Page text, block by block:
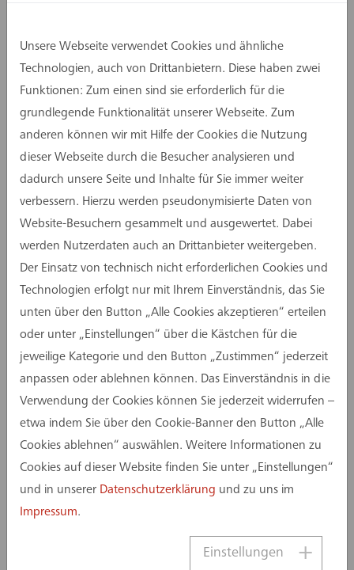
Flächen eine für die City-Süd und die Stadt
erfahren. Gewünscht ist eine hochwertige
Elementen, die einen einladenden Charakter
Von den 22 Teilnehmern am
Wettbewerbsverfahren haben 20 ihre
Wettbewerbsbeiträge fristgerecht eingereicht.
Kürzlich haben Vertreter der beteiligten
Architektur- und Landschaftsarchitekturbüros
ihre Konzepte im Ratssaal der Stadt Euskirchen
den Medien vorgestellt.
Mit dem ersten Preis zeichnete die Jury das
Stuttgarter Architekturbüro Riehle Koeth und die
Freianlagenplaner Levin Monsigny
Landschaftsarchitekten (Berlin) aus. Dahinter
platzierte das Preisgericht die
Arbeitsgemeinschaften Scope Architekten
(Stuttgart)/Hofmann-Röttgen
Landschaftsarchitekten (Limburgerhof) sowie
Unsere Webseite verwendet Cookies und ähnliche
Technologien, auch von Drittanbietern. Diese haben zwei
Funktionen: Zum einen sind sie erforderlich für die
grundlegende Funktionalität unserer Webseite. Zum
anderen können wir mit Hilfe der Cookies die Nutzung
dieser Webseite durch die Besucher analysieren und
dadurch unsere Seite und Inhalte für Sie immer weiter
verbessern. Hierzu werden pseudonymisierte Daten von
Website-Besuchern gesammelt und ausgewertet. Dabei
werden Nutzerdaten auch an Drittanbieter weitergeben.
Der Einsatz von technisch nicht erforderlichen Cookies und
Technologien erfolgt nur mit Ihrem Einverständnis, das Sie
unten über den Button „Alle Cookies akzeptieren“ erteilen
oder unter „Einstellungen“ über die Kästchen für die
jeweilige Kategorie und den Button „Zustimmen“ jederzeit
anpassen oder ablehnen können. Das Einverständnis in die
Verwendung der Cookies können Sie jederzeit widerrufen –
etwa indem Sie über den Cookie-Banner den Button „Alle
Cookies ablehnen“ auswählen. Weitere Informationen zu
Cookies auf dieser Website finden Sie unter „Einstellungen“
und in unserer Datenschutzerklärung und zu uns im
Impressum.
Einstellungen